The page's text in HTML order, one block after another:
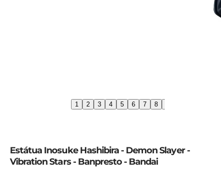
1 2 3 4 5 6 7 8
Estátua Inosuke Hashibira - Demon Slayer -
Vibration Stars - Banpresto - Bandai